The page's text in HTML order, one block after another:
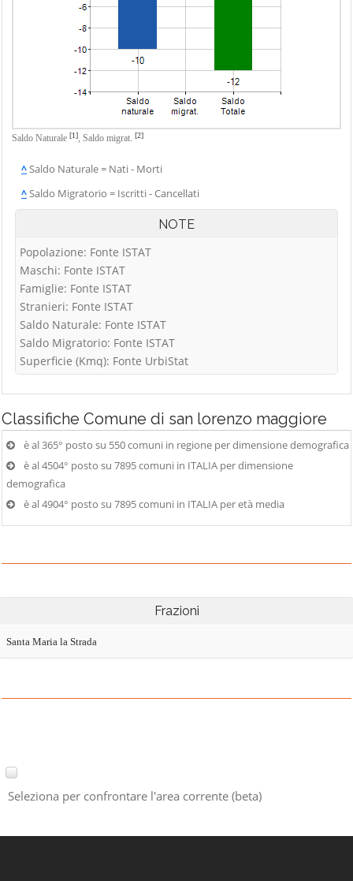
Saldo Naturale [1], Saldo migrat. [2]
^Saldo Naturale = Nati - Morti
^Saldo Migratorio = Iscritti - Cancellati
NOTE
Popolazione: Fonte ISTAT
Maschi: Fonte ISTAT
Famiglie: Fonte ISTAT
Stranieri: Fonte ISTAT
Saldo Naturale: Fonte ISTAT
Saldo Migratorio: Fonte ISTAT
Superficie (Kmq): Fonte UrbiStat
Classifiche Comune di san lorenzo maggiore
è al 365° posto su 550 comuni in regione per dimensione demografica
è al 4504° posto su 7895 comuni in ITALIA per dimensione
demografica
è al 4904° posto su 7895 comuni in ITALIA per età media
Frazioni
Santa Maria la Strada
Seleziona per confrontare l'area corrente (beta)